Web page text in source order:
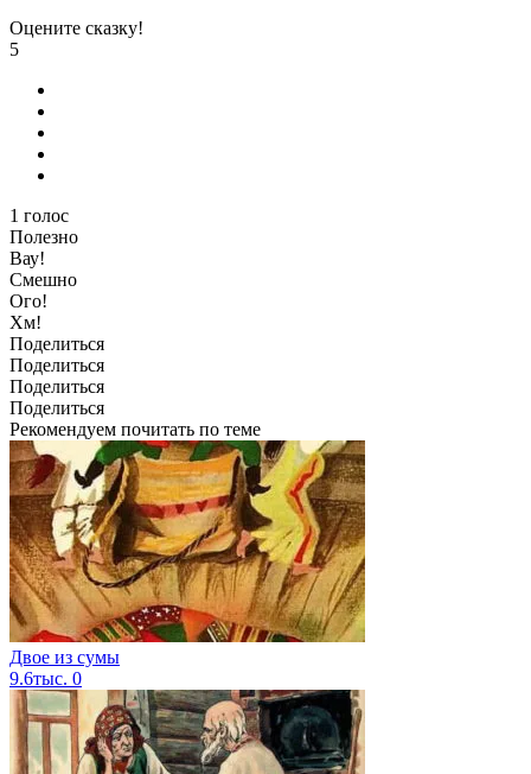
Оцените сказку!
5
1 голос
Полезно
Вау!
Смешно
Ого!
Хм!
Поделиться
Поделиться
Поделиться
Поделиться
Рекомендуем почитать по теме
Двое из сумы
9.6тыс. 0